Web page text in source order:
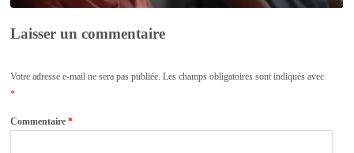
Laisser un commentaire
Votre adresse e-mail ne sera pas publiée. Les champs obligatoires sont indiqués avec
*
Commentaire*